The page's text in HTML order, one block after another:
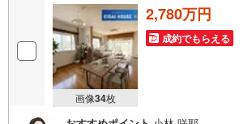
画像34枚
2,780万円
成約でもらえる